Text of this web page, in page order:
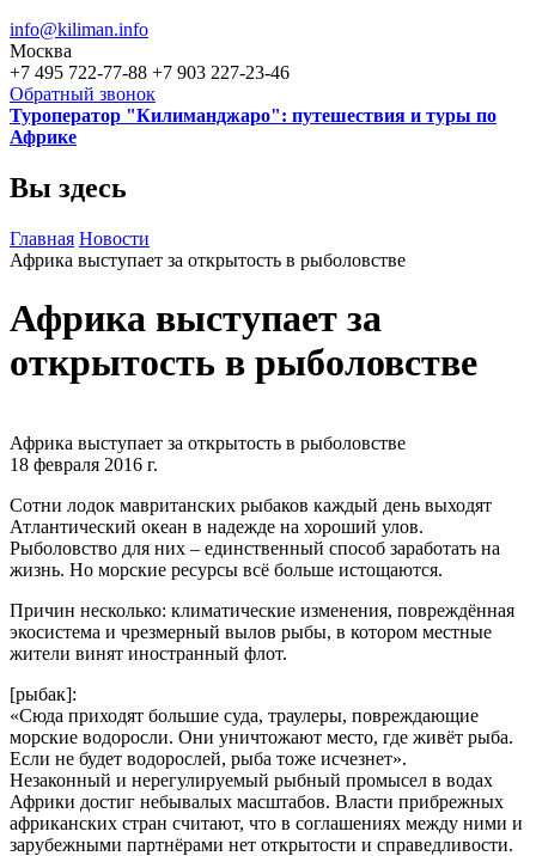
info@kiliman.info
Москва
+7 495 722-77-88 +7 903 227-23-46
Обратный звонок
Туроператор "Килиманджаро": путешествия и туры по
Африке
Вы здесь
Главная Новости
Африка выступает за открытость в рыболовстве
Африка выступает за
открытость в рыболовстве
Африка выступает за открытость в рыболовстве
18 февраля 2016 г.
Сотни лодок мавританских рыбаков каждый день выходят
Атлантический океан в надежде на хороший улов.
Рыболовство для них – единственный способ заработать на
жизнь. Но морские ресурсы всё больше истощаются.
Причин несколько: климатические изменения, повреждённая
экосистема и чрезмерный вылов рыбы, в котором местные
жители винят иностранный флот.
[рыбак]:
«Сюда приходят большие суда, траулеры, повреждающие
морские водоросли. Они уничтожают место, где живёт рыба.
Если не будет водорослей, рыба тоже исчезнет».
Незаконный и нерегулируемый рыбный промысел в водах
Африки достиг небывалых масштабов. Власти прибрежных
африканских стран считают, что в соглашениях между ними и
зарубежными партнёрами нет открытости и справедливости.